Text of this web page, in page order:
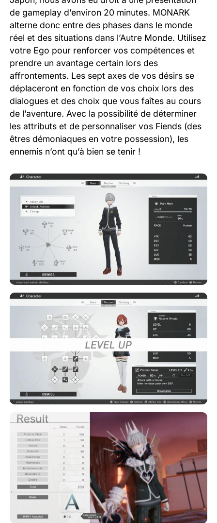
de gameplay d’environ 20 minutes. MONARK
alterne donc entre des phases dans le monde
réel et des situations dans l’Autre Monde. Utilisez
votre Ego pour renforcer vos compétences et
prendre un avantage certain lors des
affrontements. Les sept axes de vos désirs se
déplaceront en fonction de vos choix lors des
dialogues et des choix que vous faîtes au cours
de l’aventure. Avec la possibilité de déterminer
les attributs et de personnaliser vos Fiends (des
êtres démoniaques en votre possession), les
ennemis n’ont qu’à bien se tenir !